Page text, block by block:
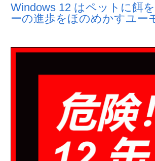
Windows 12 はペットに餌
ーの進歩をほのめかすユー